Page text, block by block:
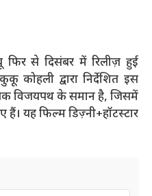
से दिसंबर में रिलीज़ हुई
द्वारा निर्देशित इस
विजयपथ के समान है, जिसमें
यह फिल्म डिज़्नी+हॉटस्टार